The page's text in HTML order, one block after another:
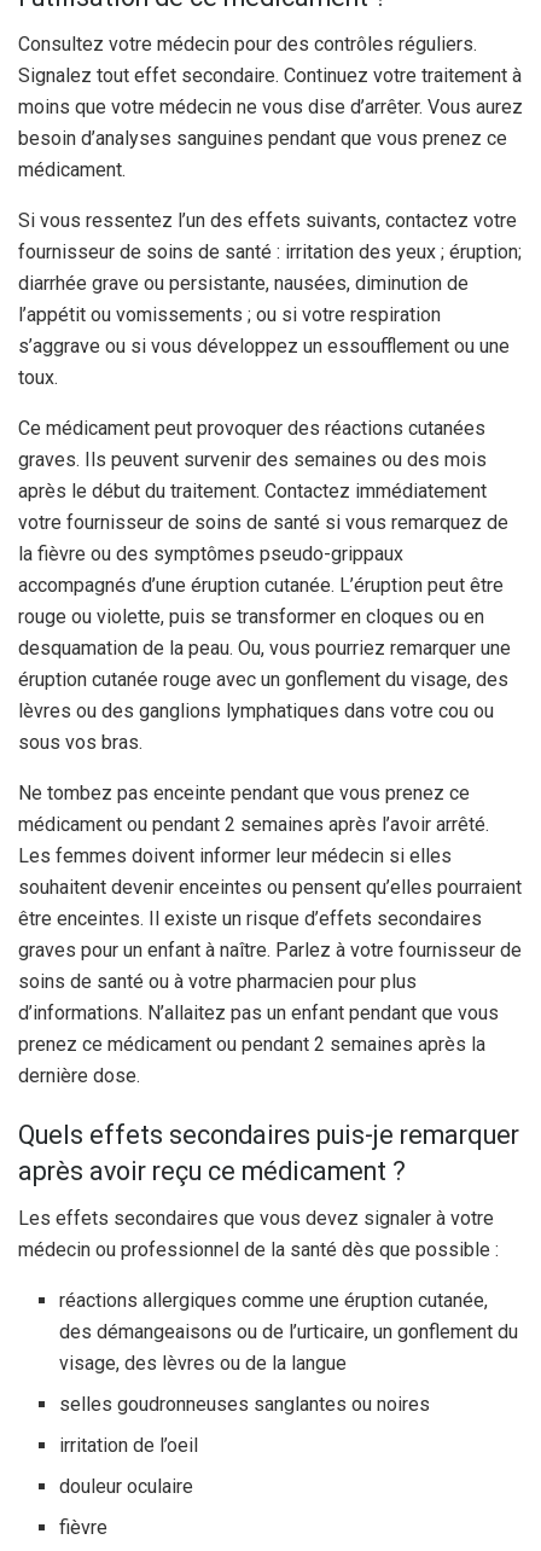
Consultez votre médecin pour des contrôles réguliers.
Signalez tout effet secondaire. Continuez votre traitement à
moins que votre médecin ne vous dise d’arrêter. Vous aurez
besoin d’analyses sanguines pendant que vous prenez ce
médicament.
Si vous ressentez l’un des effets suivants, contactez votre
fournisseur de soins de santé : irritation des yeux ; éruption;
diarrhée grave ou persistante, nausées, diminution de
l’appétit ou vomissements ; ou si votre respiration
s’aggrave ou si vous développez un essoufflement ou une
toux.
Ce médicament peut provoquer des réactions cutanées
graves. Ils peuvent survenir des semaines ou des mois
après le début du traitement. Contactez immédiatement
votre fournisseur de soins de santé si vous remarquez de
la fièvre ou des symptômes pseudo-grippaux
accompagnés d’une éruption cutanée. L’éruption peut être
rouge ou violette, puis se transformer en cloques ou en
desquamation de la peau. Ou, vous pourriez remarquer une
éruption cutanée rouge avec un gonflement du visage, des
lèvres ou des ganglions lymphatiques dans votre cou ou
sous vos bras.
Ne tombez pas enceinte pendant que vous prenez ce
médicament ou pendant 2 semaines après l’avoir arrêté.
Les femmes doivent informer leur médecin si elles
souhaitent devenir enceintes ou pensent qu’elles pourraient
être enceintes. Il existe un risque d’effets secondaires
graves pour un enfant à naître. Parlez à votre fournisseur de
soins de santé ou à votre pharmacien pour plus
d’informations. N’allaitez pas un enfant pendant que vous
prenez ce médicament ou pendant 2 semaines après la
dernière dose.
Quels effets secondaires puis-je remarquer
après avoir reçu ce médicament ?
Les effets secondaires que vous devez signaler à votre
médecin ou professionnel de la santé dès que possible :
réactions allergiques comme une éruption cutanée,
des démangeaisons ou de l’urticaire, un gonflement du
visage, des lèvres ou de la langue
selles goudronneuses sanglantes ou noires
irritation de l’oeil
douleur oculaire
fièvre